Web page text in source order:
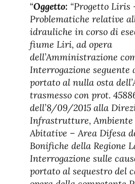
“Oggetto: “Progetto Liris
Problematiche relative
idrauliche in corso di
fiume Liri, ad opera
dell’Amministrazione
Interrogazione seguente
portato al nulla osta
trasmesso con prot.
dell’8/09/2015 alla
Infrastrutture, Ambiente
Abitative – Area Difesa
Bonifiche della Regione
Interrogazione sulle
portato al sequestro del